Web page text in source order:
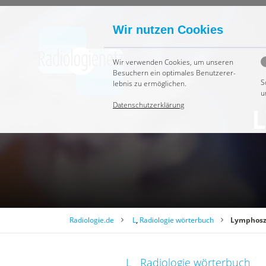
Wir nutzen Cookies
Wir ver­wen­den Coo­kies, um un­se­ren
Be­su­chern ein op­ti­ma­les Be­nut­zer­er­
leb­nis zu er­mög­li­chen.
Datenschutzerklärung
Radiologie.de L, Radiologie wörterbuch
L Radiologie wörterbuch